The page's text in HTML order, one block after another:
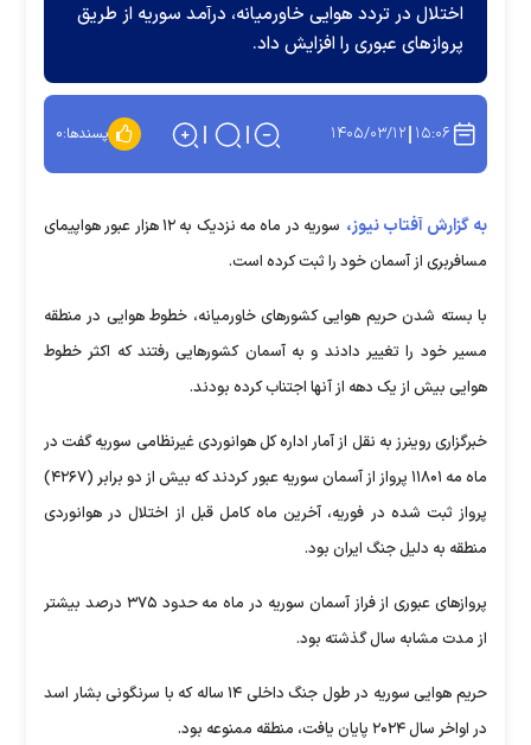
اختلال در تردد هوایی خاورمیانه، درآمد سوریه از طریق
پروازهای عبوری را افزایش داد.
۱۵:۰۶ ۱۴۰۵/۰۳/۱۲ پسندها:۰
به گزارش آفتاب نیوز،
سوریه در ماه مه نزدیک به ۱۲ هزار عبور هواپیمای
مسافربری از آسمان خود را ثبت کرده است.
با بسته شدن حریم هوایی کشورهای خاورمیانه، خطوط هوایی در منطقه‌
مسیر خود را تغییر دادند و به آسمان‌ کشورهایی رفتند که اکثر خطوط
هوایی بیش از یک دهه از آنها اجتناب کرده بودند.
خبرگزاری روینرز به نقل از آمار اداره کل هوانوردی غیرنظامی سوریه گفت در
ماه مه ۱۱۸۰۱ پرواز از آسمان سوریه عبور کردند که بیش از دو برابر (۴۲۶۷)
پرواز ثبت شده در فوریه، آخرین ماه کامل قبل از اختلال در هوانوردی
منطقه‌ به دلیل جنگ ایران بود.
پروازهای عبوری از فراز آسمان سوریه در ماه مه حدود ۳۷۵ درصد بیشتر
از مدت مشابه سال گذشته بود.
حریم هوایی سوریه در طول جنگ داخلی ۱۴ ساله که با سرنگونی بشار اسد
در اواخر سال ۲۰۲۴ پایان یافت، منطقه ممنوعه بود.